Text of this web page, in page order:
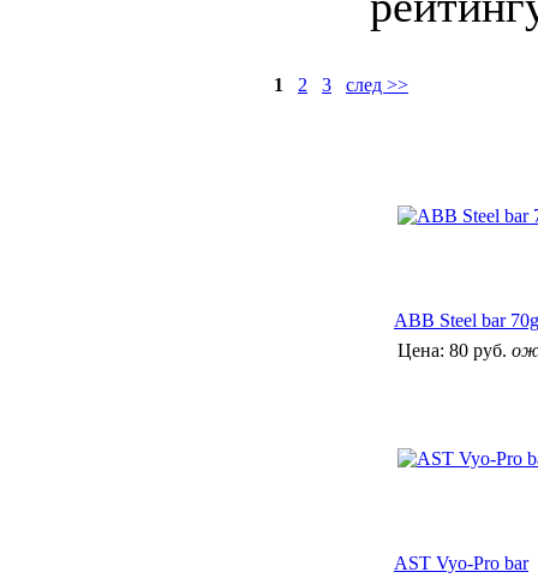
1 2 3 след >>
ABB Steel bar 70g
Цена: 80 руб.
AST Vyo-Pro bar